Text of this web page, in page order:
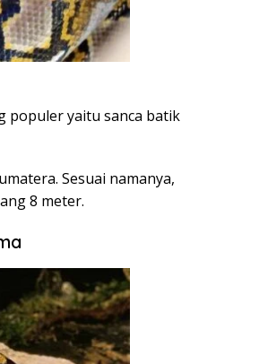
populer yaitu sanca batik
Sesuai namanya,
8 meter.